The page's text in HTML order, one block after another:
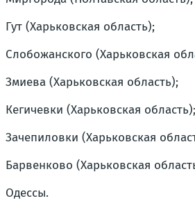
Гут (Харьковская область);
Слобожанского (Харьковская
Змиева (Харьковская область);
Кегичевки (Харьковская область);
Зачепиловки (Харьковская
Барвенково (Харьковская
Одессы.